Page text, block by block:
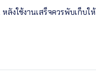
งใช้งานเสร็จควรพับเก็บให้